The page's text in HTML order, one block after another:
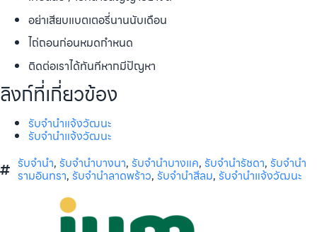
อย่าเสียบแบตเตอรี่นานนับเดือน
ไถ่ถอนก่อนหมดกำหนด
ติดต่อเราได้ทันทีหากมีปัญหา
ลิงก์ที่เกี่ยวข้อง
รับจำนำแจ้งวัฒนะ
รับจำนำแจ้งวัฒนะ
รับจำนำ, รับจำนำบางนา, รับจำนำบางแค, รับจำนำรัชดา, รับจำนำ
รามอินทรา, รับจำนำลาดพร้าว, รับจำนำสีลม, รับจำนำแจ้งวัฒนะ